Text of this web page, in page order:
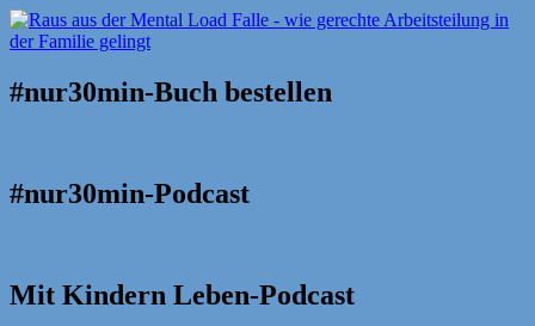
#nur30min-Buch bestellen
#nur30min-Podcast
Mit Kindern Leben-Podcast